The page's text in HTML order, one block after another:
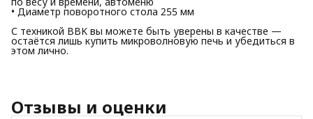
• Диаметр поворотного стола 255 мм
С техникой BBK вы можете быть уверены в качестве —
остаётся лишь купить микроволновую печь и убедиться в
этом лично.
Отзывы и оценки